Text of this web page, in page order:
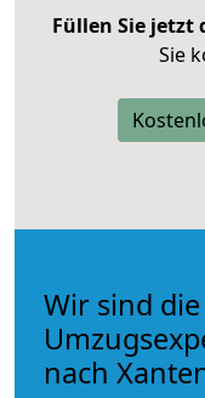
Füllen Sie jetzt
Sie
Wir sind
nach